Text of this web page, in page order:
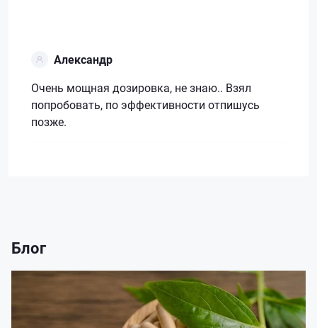
Александр
Очень мощная дозировка, не знаю.. Взял
попробовать, по эффективности отпишусь
позже.
Блог